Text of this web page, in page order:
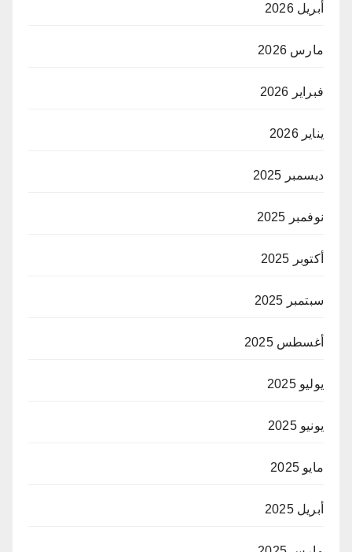
أبريل 2026
مارس 2026
فبراير 2026
يناير 2026
ديسمبر 2025
نوفمبر 2025
أكتوبر 2025
سبتمبر 2025
أغسطس 2025
يوليو 2025
يونيو 2025
مايو 2025
أبريل 2025